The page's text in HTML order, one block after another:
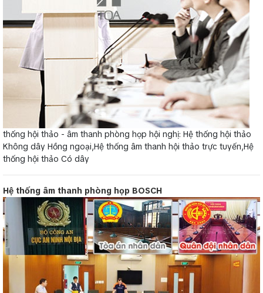
thống hội thảo - âm thanh phòng họp hội nghị: Hệ thống hội thảo
Không dây Hồng ngoại,Hệ thống âm thanh hội thảo trực tuyến,Hệ
thống hội thảo Có dây
Hệ thống âm thanh phòng họp BOSCH